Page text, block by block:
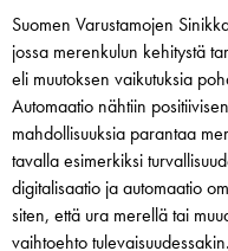
Suomen Varustamojen
jossa merenkulun kehitystä
eli muutoksen vaikutuksia
Automaatio nähtiin
mahdollisuuksia parantaa
tavalla esimerkiksi
digitalisaatio ja automaatio
siten, että ura merellä tai
vaihtoehto